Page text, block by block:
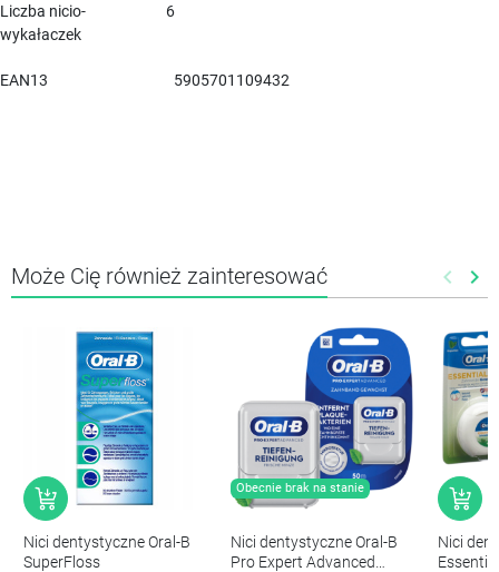
Liczba nicio-
wykałaczek
6
EAN13 5905701109432
Może Cię również zainteresować keyboard_arrow_left keyboard_arrow_right
Nici dentystyczne Oral-B
SuperFloss
Obecnie brak na stanie
Nici dentystyczne Oral-B
Pro Expert Advanced
Nici